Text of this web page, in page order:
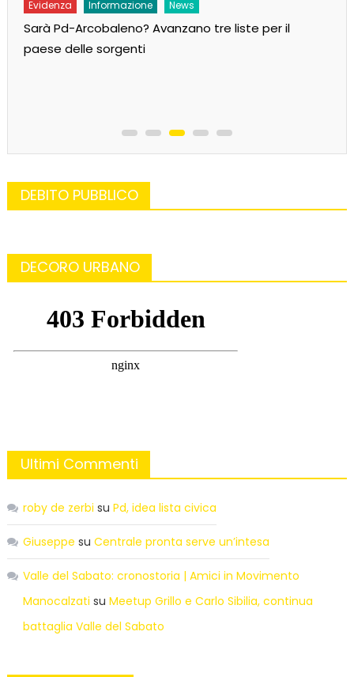
Evidenza Informazione News
Sarà Pd-Arcobaleno? Avanzano tre liste per il
paese delle sorgenti
DEBITO PUBBLICO
DECORO URBANO
Ultimi Commenti
roby de zerbi su Pd, idea lista civica
Giuseppe su Centrale pronta serve un’intesa
Valle del Sabato: cronostoria | Amici in Movimento
Manocalzati su Meetup Grillo e Carlo Sibilia, continua
battaglia Valle del Sabato